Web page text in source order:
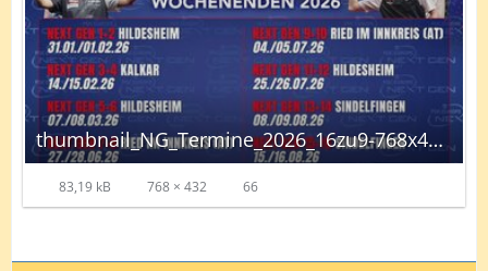
thumbnail_NG_Termine_2026_16zu9-768x432.jpg
83,19 kB 768 × 432 66